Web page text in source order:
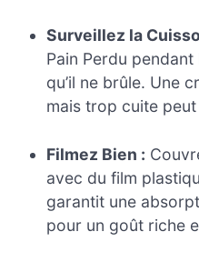
Surveillez la
Pain Perdu
qu’il ne brûle. Une
mais trop cuite
Filmez Bien :
avec du film
garantit une
pour un goût riche